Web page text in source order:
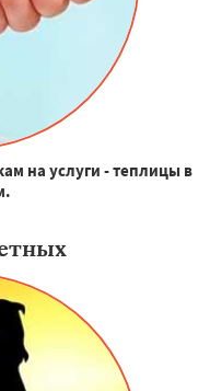
на услуги - теплицы в